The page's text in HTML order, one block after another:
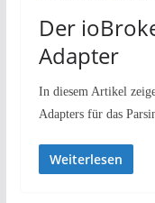
Der
Adapter
In diesem Artikel
Adapters für das
Weiterlesen